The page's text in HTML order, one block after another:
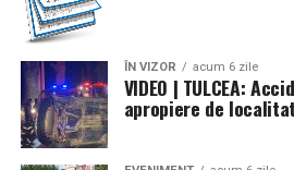
eliberare şi întregire naţională
* Acum 78 de ani (1948) a apărut
privind cultele religioase din
reiterat libertatea credinţei
cultelor (cu excepţia celor
ÎN VIZOR acum 6 zile
VIDEO | TULCEA:
apropiere de